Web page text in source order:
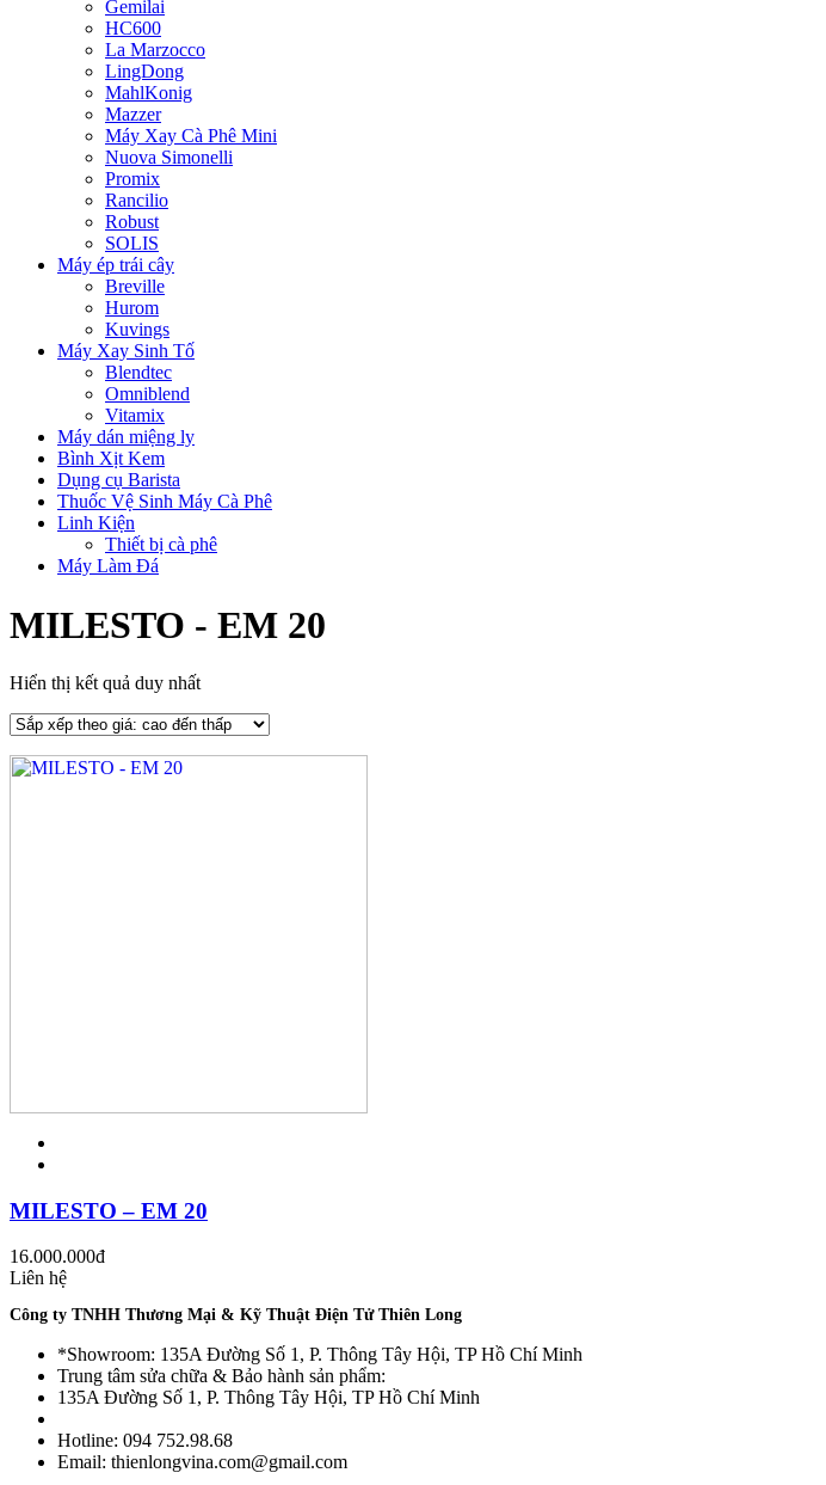
Gemilai
HC600
La Marzocco
LingDong
MahlKonig
Mazzer
Máy Xay Cà Phê Mini
Nuova Simonelli
Promix
Rancilio
Robust
SOLIS
Máy ép trái cây
Breville
Hurom
Kuvings
Máy Xay Sinh Tố
Blendtec
Omniblend
Vitamix
Máy dán miệng ly
Bình Xịt Kem
Dụng cụ Barista
Thuốc Vệ Sinh Máy Cà Phê
Linh Kiện
Thiết bị cà phê
Máy Làm Đá
MILESTO - EM 20
Hiển thị kết quả duy nhất
MILESTO – EM 20
16.000.000đ
Liên hệ
Công ty TNHH Thương Mại & Kỹ Thuật Điện Tử Thiên Long
*Showroom: 135A Đường Số 1, P. Thông Tây Hội, TP Hồ Chí Minh
Trung tâm sửa chữa & Bảo hành sản phẩm:
135A Đường Số 1, P. Thông Tây Hội, TP Hồ Chí Minh
Hotline: 094 752.98.68
Email: thienlongvina.com@gmail.com